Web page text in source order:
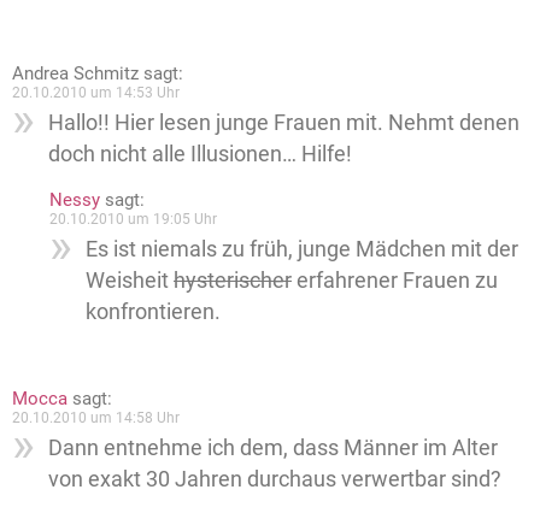
Andrea Schmitz sagt:
20.10.2010 um 14:53 Uhr
Hallo!! Hier lesen junge Frauen mit. Nehmt denen
doch nicht alle Illusionen… Hilfe!
Nessy sagt:
20.10.2010 um 19:05 Uhr
Es ist niemals zu früh, junge Mädchen mit der
Weisheithysterischer erfahrener Frauen zu
konfrontieren.
Mocca sagt:
20.10.2010 um 14:58 Uhr
Dann entnehme ich dem, dass Männer im Alter
von exakt 30 Jahren durchaus verwertbar sind?